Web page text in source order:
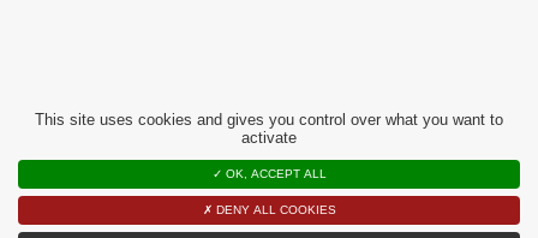
Choisir son transat bébé
Choisir son lit parapluie
Choisir son parc bébé
This site uses cookies and gives you control over what you want to
activate
✓ OK, ACCEPT ALL
✗ DENY ALL COOKIES